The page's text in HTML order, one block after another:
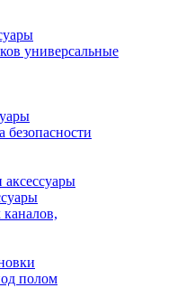
универсальные
безопасности
полом